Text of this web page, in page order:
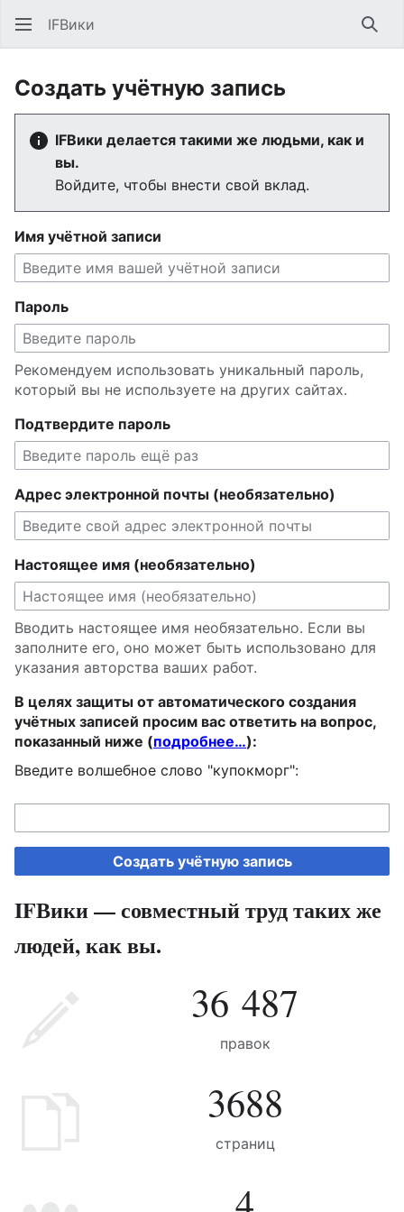
IFВики
Создать учётную запись
IFВики делается такими же людьми, как и
вы.
Войдите, чтобы внести свой вклад.
Имя учётной записи
Пароль
Рекомендуем использовать уникальный пароль,
который вы не используете на других сайтах.
Подтвердите пароль
Адрес электронной почты (необязательно)
Настоящее имя (необязательно)
Вводить настоящее имя необязательно. Если вы
заполните его, оно может быть использовано для
указания авторства ваших работ.
В целях защиты от автоматического создания
учётных записей просим вас ответить на вопрос,
показанный ниже (подробнее…):
Введите волшебное слово "купокморг":
Создать учётную запись
IFВики — совместный труд таких же
людей, как вы.
36 487
правок
3688
страниц